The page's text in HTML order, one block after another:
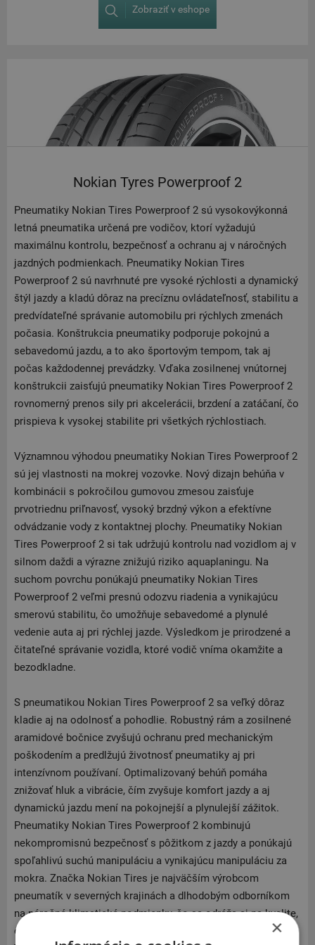
Zobraziť v eshope
Nokian Tyres Powerproof 2
Pneumatiky Nokian Tires Powerproof 2 sú vysokovýkonná
letná pneumatika určená pre vodičov, ktorí vyžadujú
maximálnu kontrolu, bezpečnosť a ochranu aj v náročných
jazdných podmienkach. Pneumatiky Nokian Tires
Powerproof 2 sú navrhnuté pre vysoké rýchlosti a dynamický
štýl jazdy a kladú dôraz na precíznu ovládateľnosť, stabilitu a
predvídateľné správanie automobilu pri rýchlych zmenách
počasia. Konštrukcia pneumatiky podporuje pokojnú a
sebavedomú jazdu, a to ako športovým tempom, tak aj
počas každodennej prevádzky. Vďaka zosilnenej vnútornej
konštrukcii zaisťujú pneumatiky Nokian Tires Powerproof 2
rovnomerný prenos sily pri akcelerácii, brzdení a zatáčaní, čo
prispieva k vysokej stabilite pri všetkých rýchlostiach.
Významnou výhodou pneumatiky Nokian Tires Powerproof 2
sú jej vlastnosti na mokrej vozovke. Nový dizajn behúňa v
kombinácii s pokročilou gumovou zmesou zaisťuje
prvotriednu priľnavosť, vysoký brzdný výkon a efektívne
odvádzanie vody z kontaktnej plochy. Pneumatiky Nokian
Tires Powerproof 2 si tak udržujú kontrolu nad vozidlom aj v
silnom daždi a výrazne znižujú riziko aquaplaningu. Na
suchom povrchu ponúkajú pneumatiky Nokian Tires
Powerproof 2 veľmi presnú odozvu riadenia a vynikajúcu
smerovú stabilitu, čo umožňuje sebavedomé a plynulé
vedenie auta aj pri rýchlej jazde. Výsledkom je prirodzené a
čitateľné správanie vozidla, ktoré vodič vníma okamžite a
bezodkladne.
S pneumatikou Nokian Tires Powerproof 2 sa veľký dôraz
kladie aj na odolnosť a pohodlie. Robustný rám a zosilnené
aramidové bočnice zvyšujú ochranu pred mechanickým
poškodením a predlžujú životnosť pneumatiky aj pri
intenzívnom používaní. Optimalizovaný behúň pomáha
znižovať hluk a vibrácie, čím zvyšuje komfort jazdy a aj
dynamickú jazdu mení na pokojnejší a plynulejší zážitok.
Pneumatiky Nokian Tires Powerproof 2 kombinujú
nekompromisnú bezpečnosť s pôžitkom z jazdy a ponúkajú
spoľahlivú suchú manipuláciu a vynikajúcu manipuláciu za
mokra. Značka Nokian Tires je najväčším výrobcom
pneumatík v severných krajinách a dlhodobým odborníkom
na náročné klimatické podmienky, čo sa odráža aj na kvalite,
odolnosti a technologickej vyspelosti pneumatík Nokian
×